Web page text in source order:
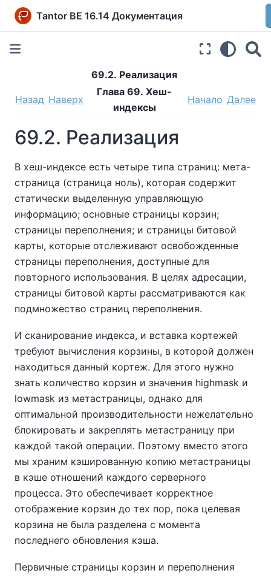
Tantor BE 16.14 Документация
69.2. Реализация
Назад Наверх
Глава 69. Хеш-
индексы
Начало Далее
69.2. Реализация
В хеш-индексе есть четыре типа страниц: мета-
страница (страница ноль), которая содержит
статически выделенную управляющую
информацию; основные страницы корзин;
страницы переполнения; и страницы битовой
карты, которые отслеживают освобожденные
страницы переполнения, доступные для
повторного использования. В целях адресации,
страницы битовой карты рассматриваются как
подмножество страниц переполнения.
И сканирование индекса, и вставка кортежей
требуют вычисления корзины, в которой должен
находиться данный кортеж. Для этого нужно
знать количество корзин и значения highmask и
lowmask из метастраницы, однако для
оптимальной производительности нежелательно
блокировать и закреплять метастраницу при
каждой такой операции. Поэтому вместо этого
мы храним кэшированную копию метастраницы
в кэше отношений каждого серверного
процесса. Это обеспечивает корректное
отображение корзин до тех пор, пока целевая
корзина не была разделена с момента
последнего обновления кэша.
Первичные страницы корзин и переполнения